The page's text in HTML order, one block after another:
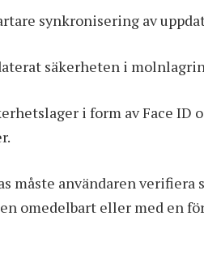
synkronisering av
säkerheten i
i form av Face ID
måste användaren
omedelbart eller med en